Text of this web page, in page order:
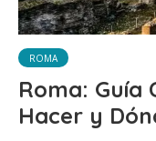
ROMA
Roma: Guía
Hacer y